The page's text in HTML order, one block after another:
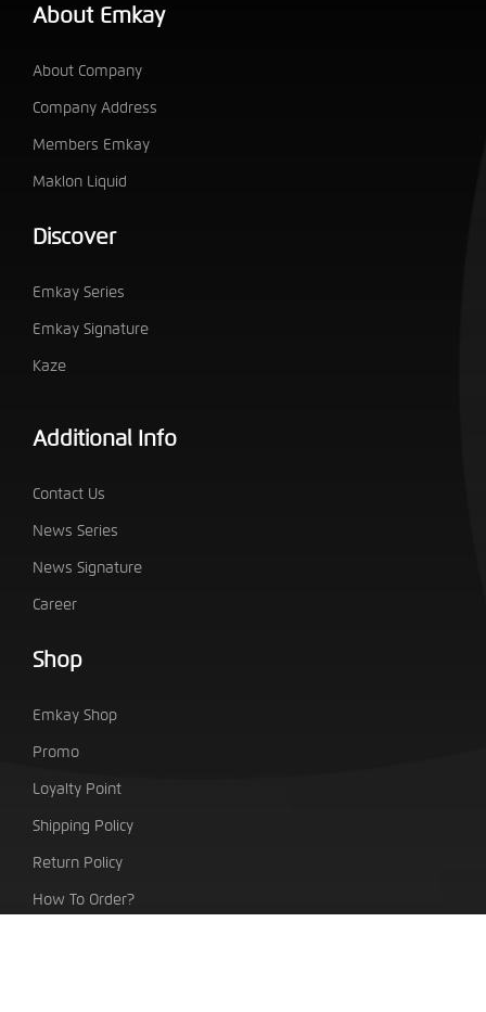
About Emkay
About Company
Company Address
Members Emkay
Maklon Liquid
Discover
Emkay Series
Emkay Signature
Kaze
Additional Info
Contact Us
News Series
News Signature
Career
Shop
Emkay Shop
Promo
Loyalty Point
Shipping Policy
Return Policy
How To Order?